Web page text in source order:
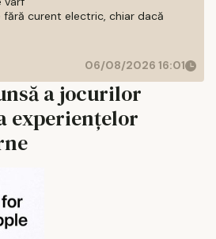
fără curent electric, chiar dacă
06/08/2026 16:01
a jocurilor
experiențelor